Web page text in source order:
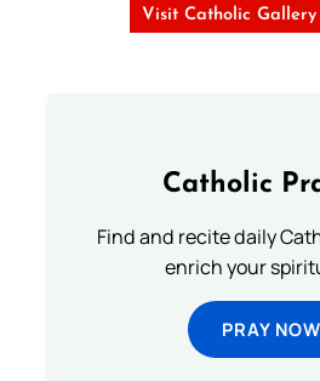
Visit Catholic
Catholic
Find and recite daily
enrich your
PRAY NOW